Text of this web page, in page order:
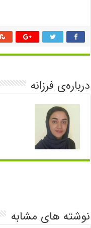
درباره‌ی فرزانه
نوشته های مشابه